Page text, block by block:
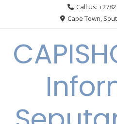
Call Us: +2782
Cape Town,